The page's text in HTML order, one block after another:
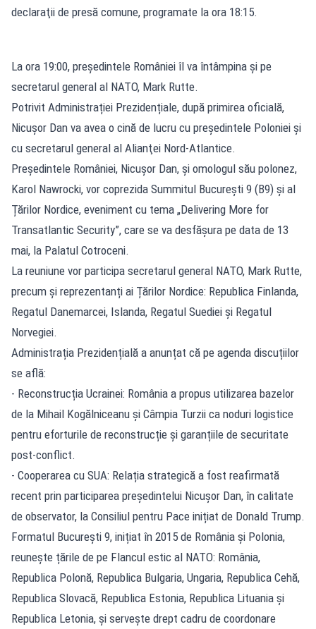
declaraţii de presă comune, programate la ora 18:15.
La ora 19:00, președintele României îl va întâmpina și pe
secretarul general al NATO, Mark Rutte.
Potrivit Administrației Prezidențiale, după primirea oficială,
Nicușor Dan va avea o cină de lucru cu preşedintele Poloniei şi
cu secretarul general al Alianţei Nord-Atlantice.
Președintele României, Nicușor Dan, și omologul său polonez,
Karol Nawrocki, vor coprezida Summitul București 9 (B9) și al
Țărilor Nordice, eveniment cu tema „Delivering More for
Transatlantic Security”, care se va desfășura pe data de 13
mai, la Palatul Cotroceni.
La reuniune vor participa secretarul general NATO, Mark Rutte,
precum și reprezentanți ai Țărilor Nordice: Republica Finlanda,
Regatul Danemarcei, Islanda, Regatul Suediei și Regatul
Norvegiei.
Administrația Prezidențială a anunțat că pe agenda discuțiilor
se află:
- Reconstrucția Ucrainei: România a propus utilizarea bazelor
de la Mihail Kogălniceanu și Câmpia Turzii ca noduri logistice
pentru eforturile de reconstrucție și garanțiile de securitate
post-conflict.
- Cooperarea cu SUA: Relația strategică a fost reafirmată
recent prin participarea președintelui Nicușor Dan, în calitate
de observator, la Consiliul pentru Pace inițiat de Donald Trump.
Formatul București 9, inițiat în 2015 de România și Polonia,
reunește țările de pe Flancul estic al NATO: România,
Republica Polonă, Republica Bulgaria, Ungaria, Republica Cehă,
Republica Slovacă, Republica Estonia, Republica Lituania și
Republica Letonia, și servește drept cadru de coordonare